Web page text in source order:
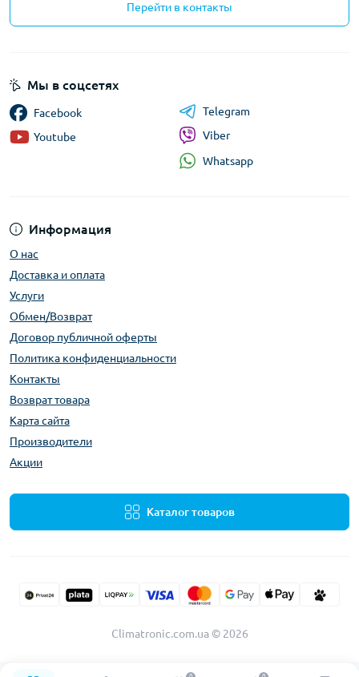
Перейти в контакты
Информация
О нас
Доставка и оплата
Услуги
Обмен/Возврат
Договор публичной оферты
Политика конфиденциальности
Контакты
Возврат товара
Карта сайта
Производители
Акции
Каталог товаров
Мы в соцсетях
Facebook
Youtube
Telegram
Viber
Whatsapp
Climatronic.com.ua © 2026